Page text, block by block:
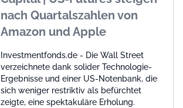
nach Quartalszahlen von
Amazon und Apple
Investmentfonds.de - Die Wall Street
verzeichnete dank solider Technologie-
Ergebnisse und einer US-Notenbank, die
sich weniger restriktiv als befürchtet
zeigte, eine spektakuläre Erholung.